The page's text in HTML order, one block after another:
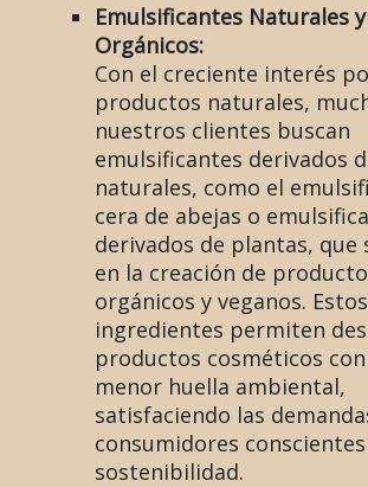
Emulsificantes Naturales y
Orgánicos:
Con el creciente interés
productos naturales,
nuestros clientes buscan
emulsificantes derivados
naturales, como el
cera de abejas o
derivados de plantas, que
en la creación de
orgánicos y veganos. Estos
ingredientes permiten
productos cosméticos
menor huella ambiental,
satisfaciendo las
consumidores
sostenibilidad.